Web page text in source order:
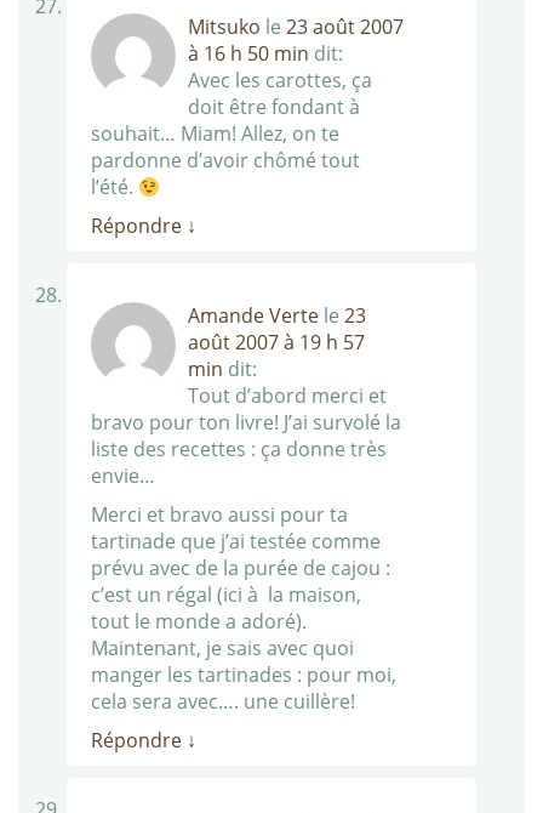
Mitsuko le 23 août 2007
à 16 h 50 min dit:
Avec les carottes, ça
doit être fondant à
souhait… Miam! Allez, on te
pardonne d’avoir chômé tout
l’été.
Répondre ↓
Amande Verte le 23
août 2007 à 19 h 57
min dit:
Tout d’abord merci et
bravo pour ton livre! J’ai survolé la
liste des recettes : ça donne très
envie…
Merci et bravo aussi pour ta
tartinade que j’ai testée comme
prévu avec de la purée de cajou :
c’est un régal (ici à la maison,
tout le monde a adoré).
Maintenant, je sais avec quoi
manger les tartinades : pour moi,
cela sera avec…. une cuillère!
Répondre ↓